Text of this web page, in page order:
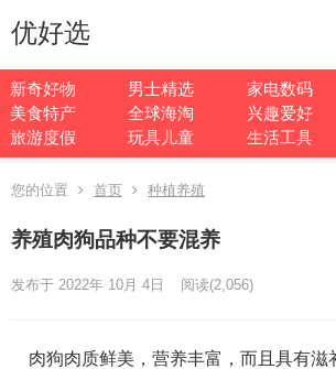
优好选
新奇好物 男士精选 家电数码
美食特产
全球海淘 兴趣爱好
旅游度假
玩具儿童 生活工具
您的位置 首页 种植养殖
养殖肉狗品种不要混养
发布于 2022年 10月 4日 阅读(2,056)
肉狗肉质鲜美，营养丰富，而且具有滋